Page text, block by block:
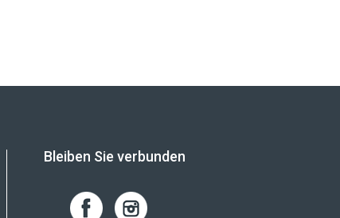
Bleiben Sie verbunden